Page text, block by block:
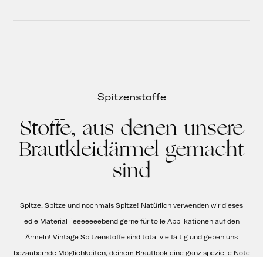
Spitzenstoffe
Stoffe, aus denen unsere
Brautkleidärmel gemacht
sind
Spitze, Spitze und nochmals Spitze! Natürlich verwenden wir dieses
edle Material lieeeeeeebend gerne für tolle Applikationen auf den
Ärmeln! Vintage Spitzenstoffe sind total vielfältig und geben uns
bezaubernde Möglichkeiten, deinem Brautlook eine ganz spezielle Note